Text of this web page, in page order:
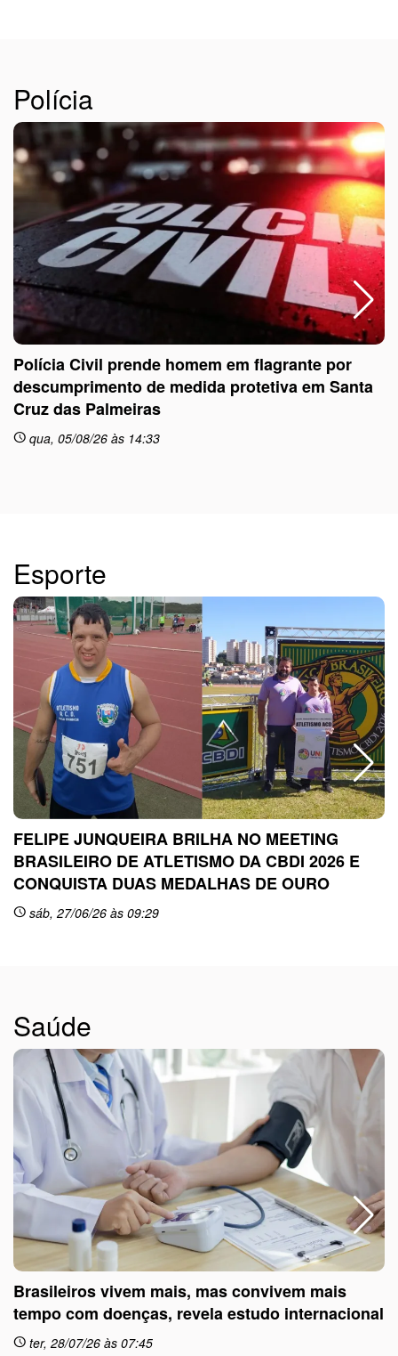
Polícia
Polícia Civil prende homem em flagrante por
descumprimento de medida protetiva em Santa
Cruz das Palmeiras
schedule qua, 05/08/26 às 14:33
Esporte
FELIPE JUNQUEIRA BRILHA NO MEETING
BRASILEIRO DE ATLETISMO DA CBDI 2026 E
CONQUISTA DUAS MEDALHAS DE OURO
schedule sáb, 27/06/26 às 09:29
Saúde
Brasileiros vivem mais, mas convivem mais
tempo com doenças, revela estudo internacional
schedule ter, 28/07/26 às 07:45